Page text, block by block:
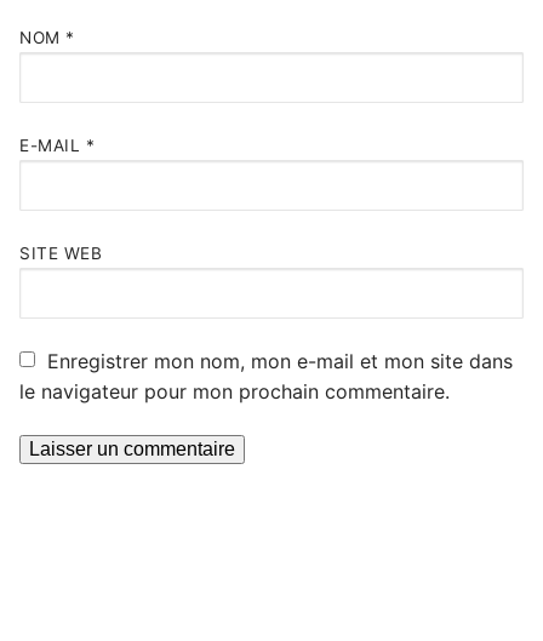
NOM *
E-MAIL *
SITE WEB
Enregistrer mon nom, mon e-mail et mon site dans
le navigateur pour mon prochain commentaire.